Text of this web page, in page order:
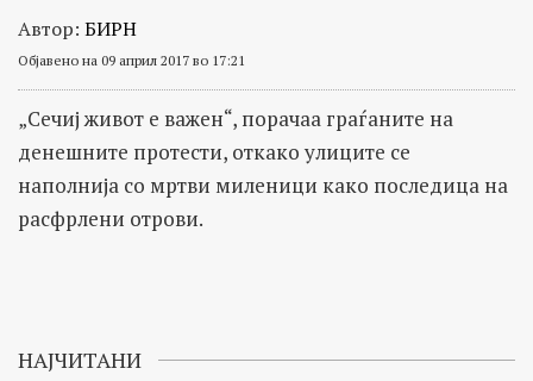
Автор: БИРН
Објавено на 09 април 2017 во 17:21
„Сечиј живот е важен“, порачаа граѓаните на
денешните протести, откако улиците се
наполнија со мртви миленици како последица на
расфрлени отрови.
НАЈЧИТАНИ